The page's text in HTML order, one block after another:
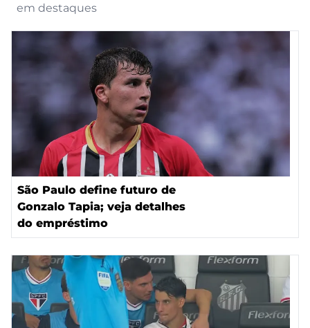
em destaques
São Paulo define futuro de
Gonzalo Tapia; veja detalhes
do empréstimo